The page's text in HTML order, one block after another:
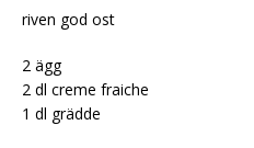
riven god ost
2 ägg
2 dl creme fraiche
1 dl grädde